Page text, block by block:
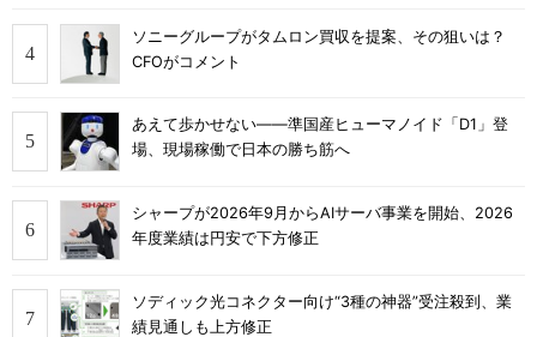
ソニーグループがタムロン買収を提案、その狙いは？
CFOがコメント
あえて歩かせない――準国産ヒューマノイド「D1」登
場、現場稼働で日本の勝ち筋へ
シャープが2026年9月からAIサーバ事業を開始、2026
年度業績は円安で下方修正
ソディック光コネクター向け“3種の神器”受注殺到、業
績見通しも上方修正